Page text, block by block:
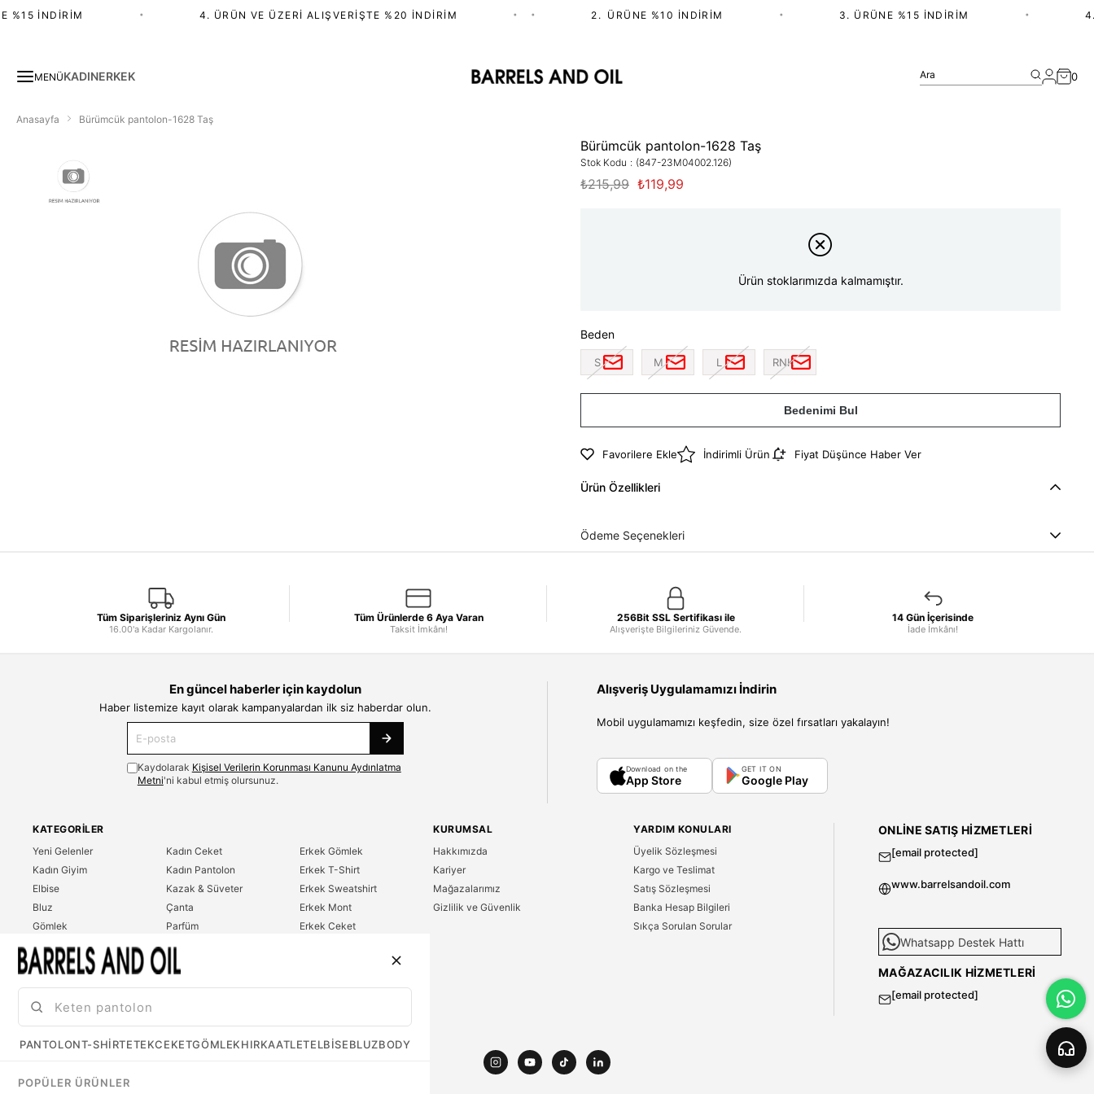
%15 İNDIRIM 4. ÜRÜN VE ÜZERI ALIŞVERIŞTE %20 İNDIRIM 2.⁠ ⁠ÜRÜNE %10 İNDIRIM 3. ÜRÜNE %15 İNDIRIM
MENÜKADINERKEK Ara 0
Anasayfa Bürümcük pantolon-1628 Taş
Bürümcük pantolon-1628 Taş
Stok Kodu (847-23M04002.126)
₺215,99 ₺119,99
Ürün stoklarımızda kalmamıştır.
Beden
S M L RNK
Bedenimi Bul
Favorilere Ekle İndirimli Ürün Fiyat Düşünce Haber Ver
Ürün Özellikleri
Ödeme Seçenekleri
Tüm Siparişleriniz Aynı Gün
16.00'a Kadar Kargolanır.
Tüm Ürünlerde 6 Aya Varan
Taksit İmkânı!
256Bit SSL Sertifikası ile
Alışverişte Bilgileriniz Güvende.
14 Gün İçerisinde
İade İmkânı!
En güncel haberler için kaydolun
Haber listemize kayıt olarak kampanyalardan ilk siz haberdar olun.
Kaydolarak Kişisel Verilerin Korunması Kanunu Aydınlatma
Metni'ni kabul etmiş olursunuz.
Alışveriş Uygulamamızı İndirin
Mobil uygulamamızı keşfedin, size özel fırsatları yakalayın!
Download on the
App Store
GET IT ON
Google Play
KATEGORILER
Yeni Gelenler
Kadın Giyim
Elbise
Bluz
Gömlek
T-Shirt
Sweatshirt
Kadın Ceket
Kadın Pantolon
Kazak & Süveter
Çanta
Parfüm
Erkek Giyim
Erkek Gömlek
Erkek T-Shirt
Erkek Sweatshirt
Erkek Mont
Erkek Ceket
KURUMSAL
Hakkımızda
Kariyer
Mağazalarımız
Gizlilik ve Güvenlik
YARDIM KONULARI
Üyelik Sözleşmesi
Kargo ve Teslimat
Satış Sözleşmesi
Banka Hesap Bilgileri
Sıkça Sorulan Sorular
ONLINE SATIŞ HIZMETLERI
[email protected]
www.barrelsandoil.com
Whatsapp Destek Hattı
MAĞAZACILIK HIZMETLERI
[email protected]
PANTOLONT-SHIRTETEKCEKETGÖMLEKHIRKAATLETELBISEBLUZBODY
POPÜLER ÜRÜNLER